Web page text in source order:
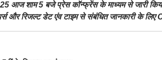
आज शाम 5 बजे प्रेस कॉन्फ्रेंस के माध्यम से जारी
और रिजल्ट डेट एंव टाइम से संबंधित जानकारी के